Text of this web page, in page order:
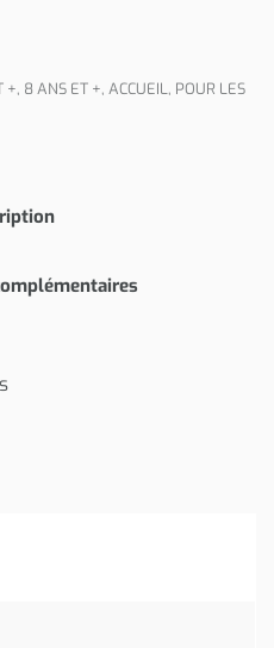
+, 8 ANS ET +, ACCUEIL, POUR LES